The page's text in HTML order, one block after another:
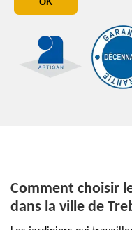
Comment choisir
dans la ville de